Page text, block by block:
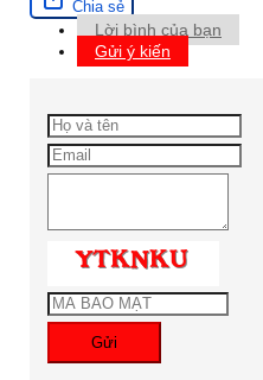
Chia sẻ
Lời bình của bạn
Gửi ý kiến
Gửi